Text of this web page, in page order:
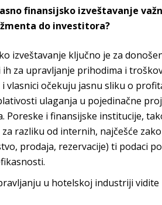
finansijsko izveštavanje
do investitora?
izveštavanje ključno je za
za upravljanje prihodima i
vlasnici očekuju jasnu sliku o
ulaganja u pojedinačne
Poreske i finansijske institucije,
razliku od internih, najčešće
prodaja, rezervacije) ti podaci
ikasnosti.
u hotelskoj industriji